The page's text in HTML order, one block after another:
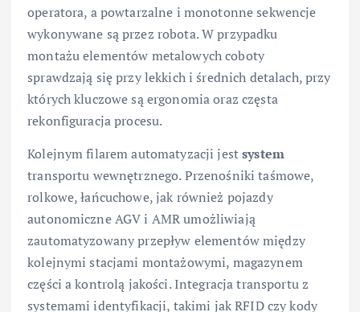
operatora, a powtarzalne i monotonne sekwencje
wykonywane są przez robota. W przypadku
montażu elementów metalowych coboty
sprawdzają się przy lekkich i średnich detalach, przy
których kluczowe są ergonomia oraz częsta
rekonfiguracja procesu.
Kolejnym filarem automatyzacji jestsystem
transportu wewnętrznego. Przenośniki taśmowe,
rolkowe, łańcuchowe, jak również pojazdy
autonomiczne AGV i AMR umożliwiają
zautomatyzowany przepływ elementów między
kolejnymi stacjami montażowymi, magazynem
części a kontrolą jakości. Integracja transportu z
systemami identyfikacji, takimi jak RFID czy kody